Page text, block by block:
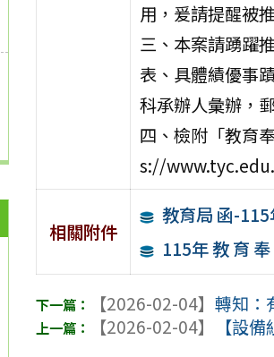
用，爰請提醒被
三、本案請踴躍
表、具體績優事
科承辦人彙辦，
四、檢附「教育
s://
相關附件
教育局 函-
115年 教 育 奉
【2026-02-04】轉知：
【2026-02-04】
【設